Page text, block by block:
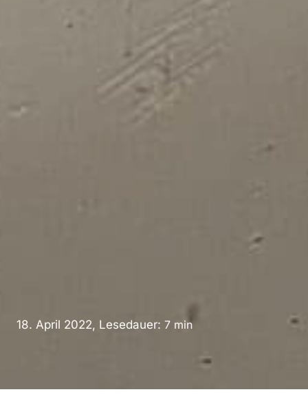
18. April 2022, Lesedauer: 7 min